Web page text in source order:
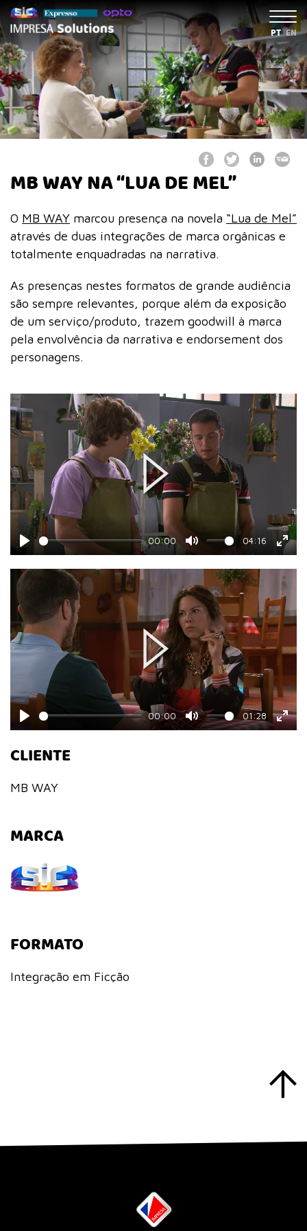
PT EN
MB WAY NA “LUA DE MEL”
O MB WAY marcou presença na novela “Lua de Mel”
através de duas integrações de marca orgânicas e
totalmente enquadradas na narrativa.
As presenças nestes formatos de grande audiência
são sempre relevantes, porque além da exposição
de um serviço/produto, trazem goodwill à marca
pela envolvência da narrativa e endorsement dos
personagens.
Play
00:00
Mute
04:16
Play
Play
00:00
Mute
01:28
Play
CLIENTE
MB WAY
MARCA
FORMATO
Integração em Ficção